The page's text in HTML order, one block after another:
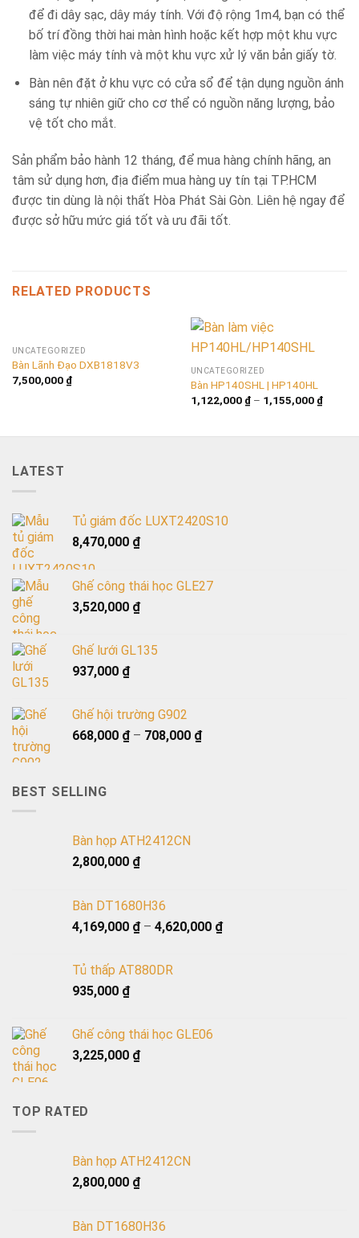
để đi dây sạc, dây máy tính. Với độ rộng 1m4, bạn có thể
bố trí đồng thời hai màn hình hoặc kết hợp một khu vực
làm việc máy tính và một khu vực xử lý văn bản giấy tờ.
Bàn nên đặt ở khu vực có cửa sổ để tận dụng nguồn ánh
sáng tự nhiên giữ cho cơ thể có nguồn năng lượng, bảo
vệ tốt cho mắt.
Sản phẩm bảo hành 12 tháng, để mua hàng chính hãng, an
tâm sử dụng hơn, địa điểm mua hàng uy tín tại TP.HCM
được tin dùng là nội thất Hòa Phát Sài Gòn. Liên hệ ngay để
được sở hữu mức giá tốt và ưu đãi tốt.
RELATED PRODUCTS
UNCATEGORIZED
Bàn Lãnh Đạo DXB1818V3
7,500,000 ₫
UNCATEGORIZED
Bàn HP140SHL | HP140HL
1,122,000 ₫– 1,155,000 ₫
LATEST
Tủ giám đốc LUXT2420S10
8,470,000 ₫
Ghế công thái học GLE27
3,520,000 ₫
Ghế lưới GL135
937,000 ₫
Ghế hội trường G902
668,000 ₫– 708,000 ₫
BEST SELLING
Bàn họp ATH2412CN
2,800,000 ₫
Bàn DT1680H36
4,169,000 ₫– 4,620,000 ₫
Tủ thấp AT880DR
935,000 ₫
Ghế công thái học GLE06
3,225,000 ₫
TOP RATED
Bàn họp ATH2412CN
2,800,000 ₫
Bàn DT1680H36